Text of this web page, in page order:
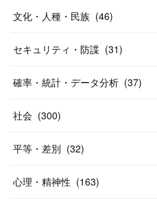
文化・人種・民族 (46)
セキュリティ・防諜 (31)
確率・統計・データ分析 (37)
社会 (300)
平等・差別 (32)
心理・精神性 (163)